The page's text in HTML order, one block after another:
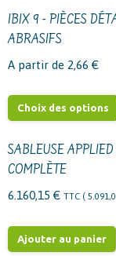
IBIX 9 - PIÈCES
ABRASIFS
A partir de 2,66 €
Choix des options
SABLEUSE
COMPLÈTE
6.160,15 € TTC (
Ajouter au panier